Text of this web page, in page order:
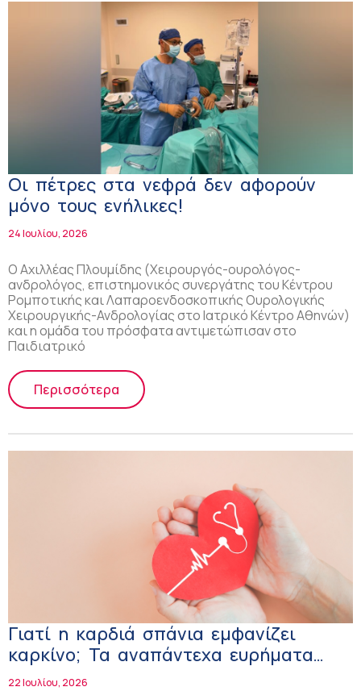
Οι πέτρες στα νεφρά δεν αφορούν
μόνο τους ενήλικες!
24 Ιουλίου, 2026
Ο Αχιλλέας Πλουμίδης (Χειρουργός-ουρολόγος-
ανδρολόγος, επιστημονικός συνεργάτης του Κέντρου
Ρομποτικής και Λαπαροενδοσκοπικής Ουρολογικής
Χειρουργικής-Ανδρολογίας στο Ιατρικό Κέντρο Αθηνών)
και η ομάδα του πρόσφατα αντιμετώπισαν στο
Παιδιατρικό
Περισσότερα
Γιατί η καρδιά σπάνια εμφανίζει
καρκίνο; Τα αναπάντεχα ευρήματα
μελέτης
22 Ιουλίου, 2026